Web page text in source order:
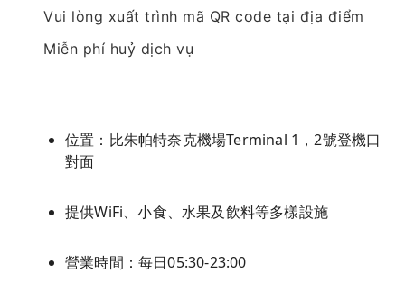
Vui lòng xuất trình mã QR code tại địa điểm
Miễn phí huỷ dịch vụ
位置：比朱帕特奈克機場Terminal 1，2號登機口
對面
提供WiFi、小食、水果及飲料等多樣設施
營業時間：每日05:30-23:00